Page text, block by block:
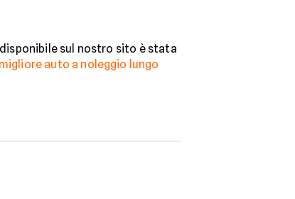
sul nostro sito è stata
migliore auto a noleggio lungo